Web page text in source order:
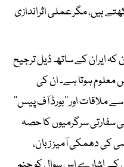
ہیں، مگر عملی اثراندازی
کہ ایران کے ساتھ ڈیل ترجیح
ہوتا ہے۔ ان کی
ملاقات اور ’’بورڈ آف پیس‘‘
سفارتی سرگرمیوں کا حصہ
کی دھمکی آمیز زبان،